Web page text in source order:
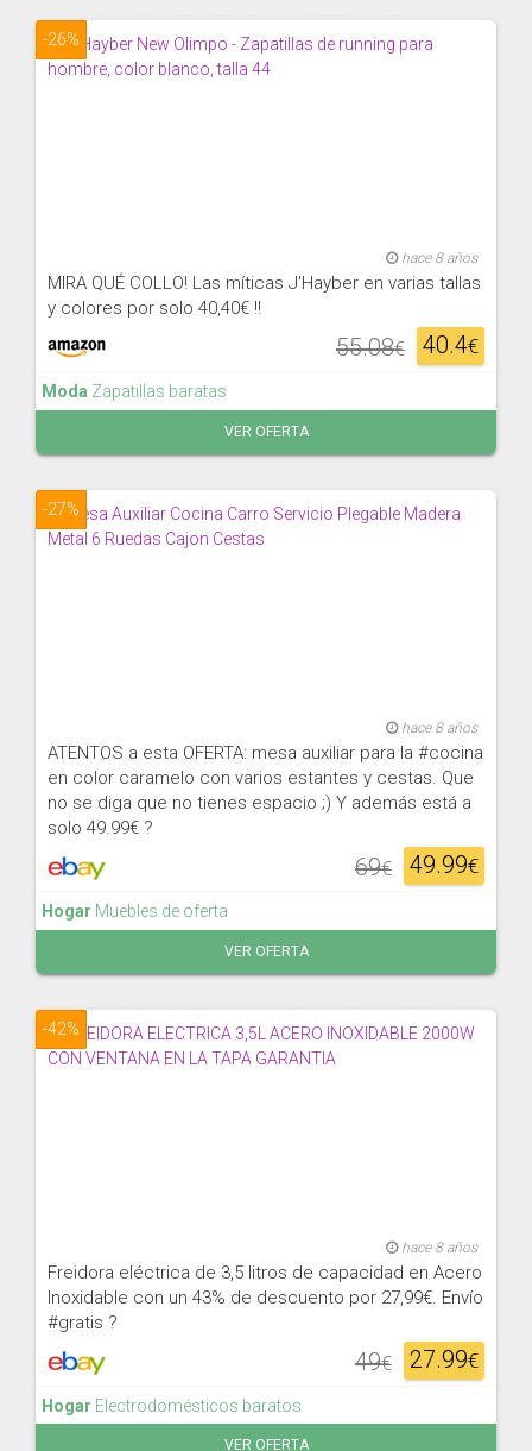
-26%
hace 8 años
MIRA QUÉ COLLO! Las míticas J'Hayber en varias tallas
y colores por solo 40,40€ ‼
40.4€
55.08€
Moda Zapatillas baratas
VER OFERTA
-27%
hace 8 años
ATENTOS a esta OFERTA: mesa auxiliar para la #cocina
en color caramelo con varios estantes y cestas. Que
no se diga que no tienes espacio ;) Y además está a
solo 49.99€ ?
49.99€
69€
Hogar Muebles de oferta
VER OFERTA
-42%
hace 8 años
Freidora eléctrica de 3,5 litros de capacidad en Acero
Inoxidable con un 43% de descuento por 27,99€. Envío
#gratis ?
27.99€
49€
Hogar Electrodomésticos baratos
VER OFERTA